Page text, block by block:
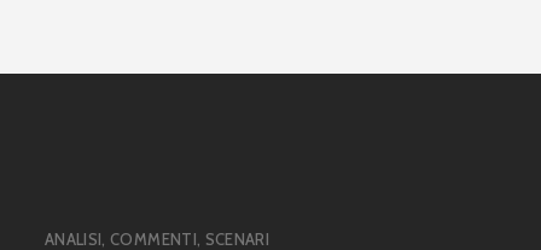
ANALISI, COMMENTI, SCENARI